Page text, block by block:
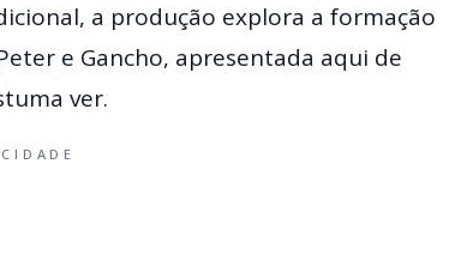
a produção explora a formação
e Gancho, apresentada aqui de
ver.